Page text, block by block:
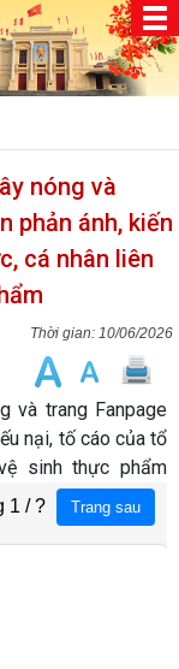
nóng và
phản ánh, kiến
cá nhân liên
10/06/2026
và trang Fanpage
nại, tố cáo của tổ
sinh thực phẩm